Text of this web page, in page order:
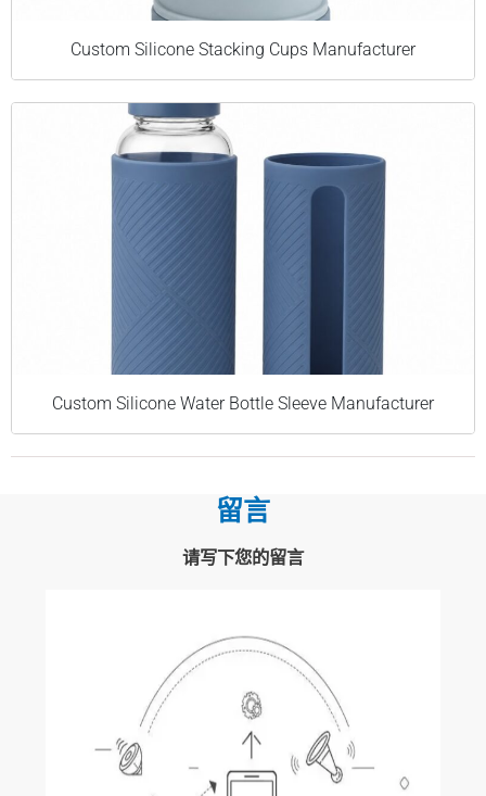
Custom Silicone Stacking Cups Manufacturer
Custom Silicone Water Bottle Sleeve Manufacturer
留言
请写下您的留言